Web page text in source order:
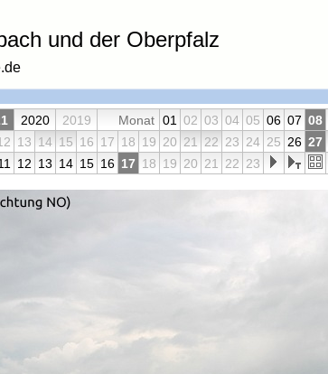
und der Oberpfalz
2020 2019 Monat 01 02 03 04 05 06 07 08
13 14 15 16 17 18 19 20 21 22 23 24 25 26 27
12 13 14 15 16 17 18 19 20 21 22 23